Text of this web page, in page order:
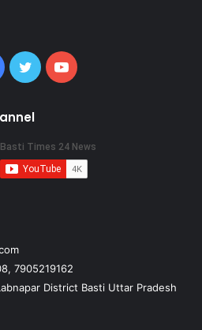
TwitterYouTube
7905219162
District Basti Uttar Pradesh